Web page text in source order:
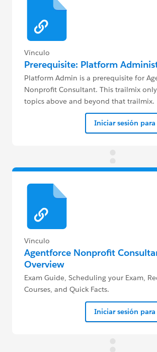
Vínculo
Prerequisite: Platform
Platform Admin is a prerequisite for
Nonprofit Consultant. This trailmix
topics above and beyond that trailmix.
Iniciar sesión
Vínculo
Agentforce Nonprofit
Overview
Exam Guide, Scheduling your Exam,
Courses, and Quick Facts.
Iniciar sesión